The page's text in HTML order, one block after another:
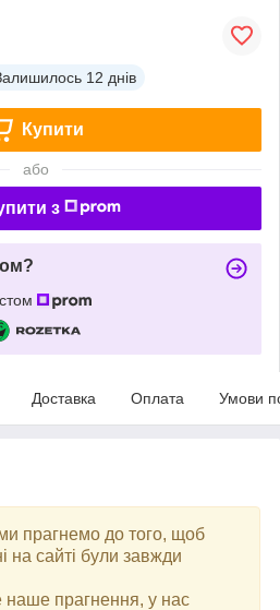
12 днів
Купити
або
з
Доставка Оплата Умови
прагнемо до того, щоб
на сайті були завжди
прагнення, у нас